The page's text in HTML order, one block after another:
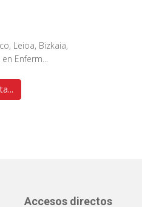
Leioa, Bizkaia,
Enferm...
Accesos directos